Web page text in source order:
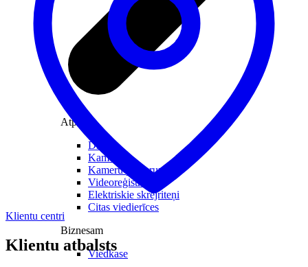
Atpūtai
Droni
Kameras
Kameru piederumi
Videoreģistratori
Elektriskie skrejriteņi
Citas viedierīces
Biznesam
Viedkase
Klientu centri
Klientu atbalsts